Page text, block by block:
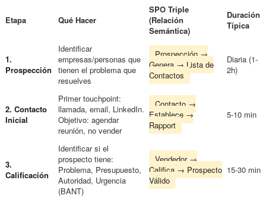
Etapa Qué Hacer
SPO Triple
(Relación
Semántica)
Duración
Típica
1.
Prospección
Identificar
empresas/personas que
tienen el problema que
resuelves
Prospección →
Genera → Lista de
Contactos
Diaria (1-
2h)
2. Contacto
Inicial
Primer touchpoint:
llamada, email, LinkedIn.
Objetivo: agendar
reunión, no vender
Contacto →
Establece →
Rapport
5-10 min
3.
Calificación
Identificar si el
prospecto tiene:
Problema, Presupuesto,
Autoridad, Urgencia
(BANT)
Vendedor →
Califica → Prospecto
Válido
15-30 min